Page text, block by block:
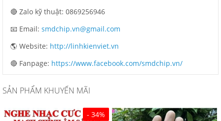
🔴 Zalo kỹ thuật: 0869256946
📧 Email: smdchip.vn@gmail.com
🌎 Website: http://linhkienviet.vn
🔴 Fanpage: https://www.facebook.com/smdchip.vn/
SẢN PHẨM KHUYẾN MÃI
- 34%